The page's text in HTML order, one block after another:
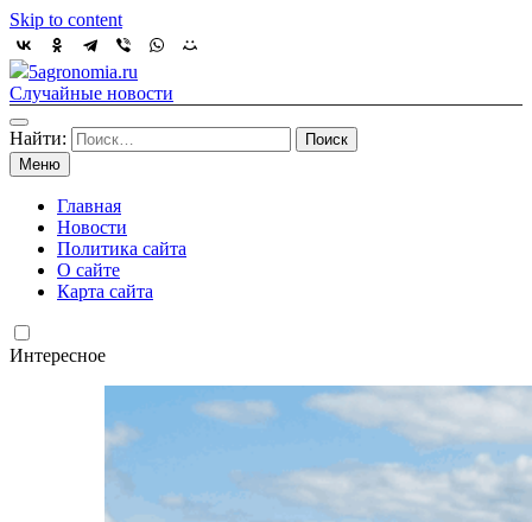
Skip to content
5agronomia.ru
Случайные новости
Найти:
Меню
Главная
Новости
Политика сайта
О сайте
Карта сайта
Интересное